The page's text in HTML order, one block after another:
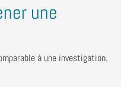
une
à une investigation.